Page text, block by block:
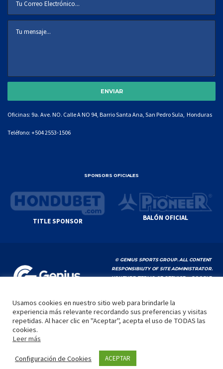
Oficinas: 9a. Ave. NO. Calle A NO 94, Barrio Santa Ana, San Pedro Sula, Honduras
Teléfono: +504 2553-1506
SPONSORS OFICIALES
TITLE SPONSOR BALÓN OFICIAL
© GENIUS SPORTS GROUP. ALL CONTENT
RESPONSIBILITY OF SITE ADMINISTRATOR.
YOUTUBE TERMS OF SERVICE|GOOGLE
INICIO LA LIGA VIDEOS MEDIA CONTACTO
Usamos cookies en nuestro sitio web para brindarle la
experiencia más relevante recordando sus preferencias y visitas
repetidas. Al hacer clic en "Aceptar", acepta el uso de TODAS las
cookies.
Leer más
Configuración de Cookies ACEPTAR